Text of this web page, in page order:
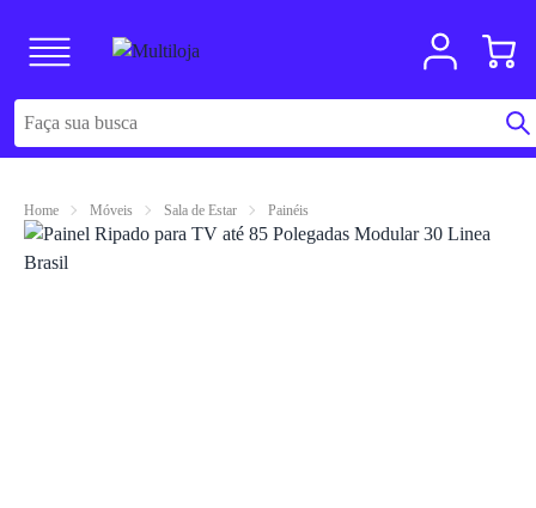
Home Móveis Sala de Estar Painéis